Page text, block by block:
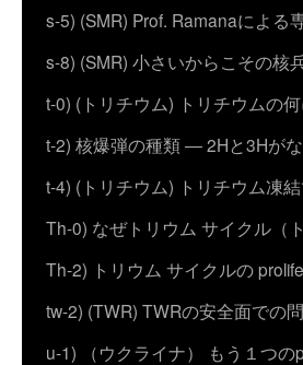
s-5) (SMR) Prof. Ramanaによる
s-8) (SMR) 小さいからこその核
t-0) (トリチウム) トリチウムの
t-2) 核爆弾の種類 ― 2Hと3Hが
t-4) (トリチウム) トリチウム凍
Th-0) なぜトリウム サイクル（
Th-2) トリウム サイクルの
tw-2) (TWR) TWRの安全面での
u-1) （ウクライナ） もう１つ